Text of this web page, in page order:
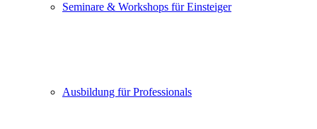
Seminare & Workshops für Einsteiger
Ausbildung für Professionals